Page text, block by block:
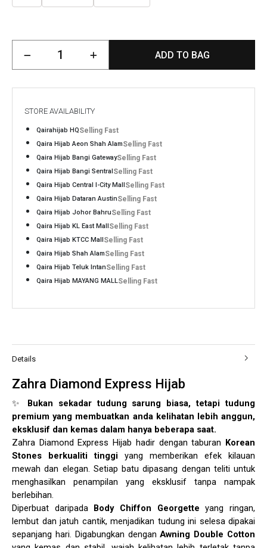
ADD TO BAG
STORE AVAILABILITY
Qairahijab HQSelling Fast
Qaira Hijab Aeon Shah AlamSelling Fast
Qaira Hijab Bangi GatewaySelling Fast
Qaira Hijab Bangi Sentral Selling Fast
Qaira Hijab Central I-City Mall Selling Fast
Qaira Hijab Dataran AustinSelling Fast
Qaira Hijab Johor BahruSelling Fast
Qaira Hijab KL East Mall Selling Fast
Qaira Hijab KTCC Mall Selling Fast
Qaira Hijab Shah AlamSelling Fast
Qaira Hijab Teluk IntanSelling Fast
Qaira Hijab MAYANG MALLSelling Fast
Details
Zahra Diamond Express Hijab
✨ Bukan sekadar tudung sarung biasa, tetapi tudung
premium yang membuatkan anda kelihatan lebih anggun,
eksklusif dan kemas dalam hanya beberapa saat.
Zahra Diamond Express Hijab hadir dengan taburan Korean
Stones berkualiti tinggi yang memberikan efek kilauan
mewah dan elegan. Setiap batu dipasang dengan teliti untuk
menghasilkan penampilan yang eksklusif tanpa nampak
berlebihan.
Diperbuat daripada Body Chiffon Georgette yang ringan,
lembut dan jatuh cantik, menjadikan tudung ini selesa dipakai
sepanjang hari. Digabungkan denganAwning Double Cotton